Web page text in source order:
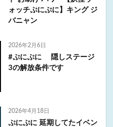
ォッチぷにぷに】キング ジ
バニャン
2026年2月6日
#ぷにぷに 隠しステージ
3の解放条件です
2026年4月18日
ぷにぷに 延期してたイベン